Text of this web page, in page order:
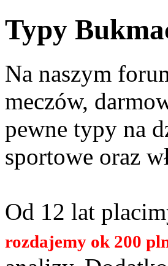
Typy
Na naszym
meczów,
pewne typy na
sportowe oraz
Od 12 lat
rozdajemy ok 200